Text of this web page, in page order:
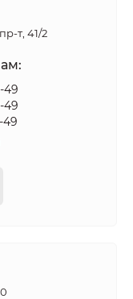
т, 41/2
49
49
49